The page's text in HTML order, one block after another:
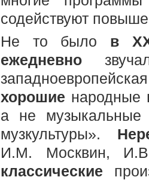
содействуют
Не то было в
ежедневно
хорошие народные
а не музыкальные
музкультуры».
И.М. Москвин,
классические